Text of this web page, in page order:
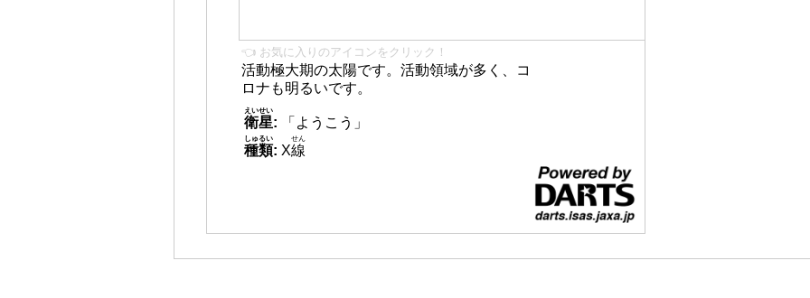
👈 お気に入りのアイコンをクリック！
活動極大期の太陽です。活動領域が多く、コ
ロナも明るいです。
衛星
えいせい
:
「ようこう」
種類
しゅるい
: X線
せん